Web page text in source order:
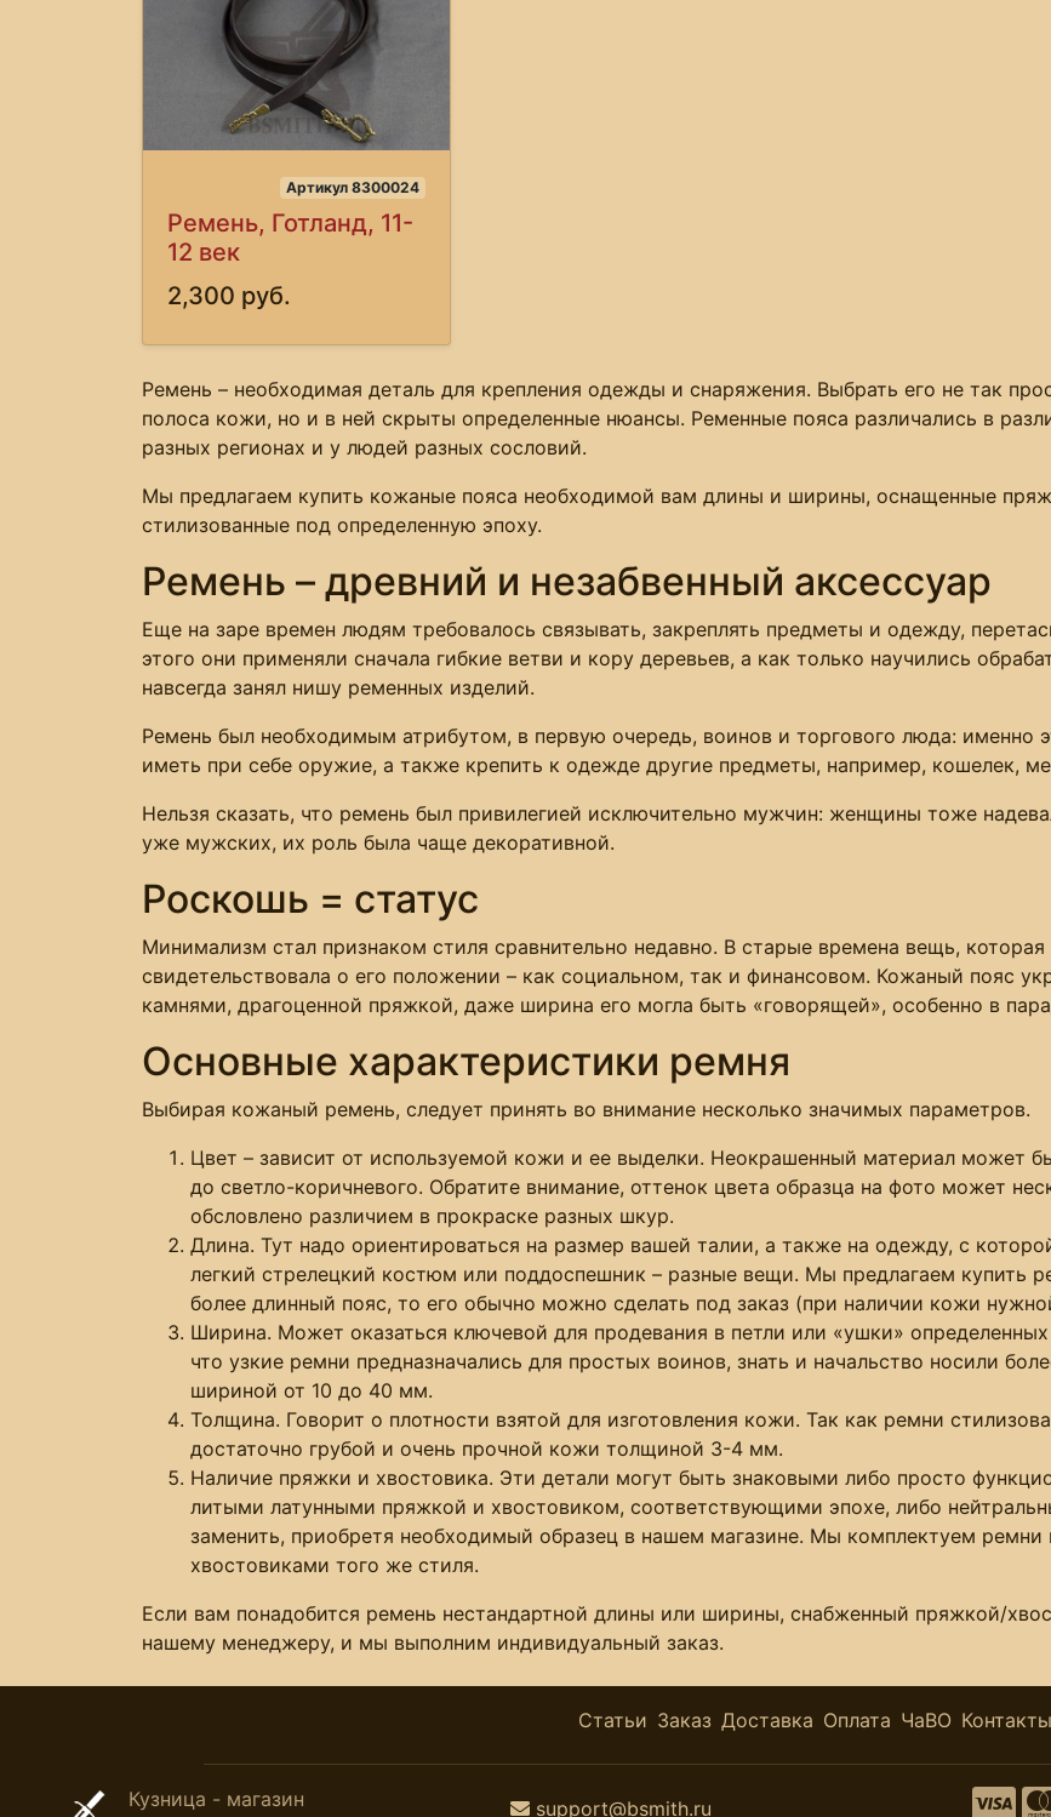
Артикул 8300024
Ремень, Готланд, 11-
12 век
2,300 руб.
Ремень – необходимая деталь для крепления одежды и снаряжения. Выбрать его не так
полоса кожи, но и в ней скрыты определенные нюансы. Ременные пояса различались в
разных регионах и у людей разных сословий.
Мы предлагаем купить кожаные пояса необходимой вам длины и ширины, оснащенные
стилизованные под определенную эпоху.
Ремень – древний и незабвенный аксессуар
Еще на заре времен людям требовалось связывать, закреплять предметы и одежду,
этого они применяли сначала гибкие ветви и кору деревьев, а как только научились
навсегда занял нишу ременных изделий.
Ремень был необходимым атрибутом, в первую очередь, воинов и торгового люда: именно
иметь при себе оружие, а также крепить к одежде другие предметы, например, кошелек,
Нельзя сказать, что ремень был привилегией исключительно мужчин: женщины тоже
уже мужских, их роль была чаще декоративной.
Роскошь = статус
Минимализм стал признаком стиля сравнительно недавно. В старые времена вещь, которая
свидетельствовала о его положении – как социальном, так и финансовом. Кожаный пояс
камнями, драгоценной пряжкой, даже ширина его могла быть «говорящей», особенно в
Основные характеристики ремня
Выбирая кожаный ремень, следует принять во внимание несколько значимых параметров.
Цвет – зависит от используемой кожи и ее выделки. Неокрашенный материал может
до светло-коричневого. Обратите внимание, оттенок цвета образца на фото может
обсловлено различием в прокраске разных шкур.
Длина. Тут надо ориентироваться на размер вашей талии, а также на одежду, с
легкий стрелецкий костюм или поддоспешник – разные вещи. Мы предлагаем купить
более длинный пояс, то его обычно можно сделать под заказ (при наличии кожи
Ширина. Может оказаться ключевой для продевания в петли или «ушки»
что узкие ремни предназначались для простых воинов, знать и начальство носили
шириной от 10 до 40 мм.
Толщина. Говорит о плотности взятой для изготовления кожи. Так как ремни
достаточно грубой и очень прочной кожи толщиной 3-4 мм.
Наличие пряжки и хвостовика. Эти детали могут быть знаковыми либо просто
литыми латунными пряжкой и хвостовиком, соответствующими эпохе, либо
заменить, приобретя необходимый образец в нашем магазине. Мы комплектуем
хвостовиками того же стиля.
Если вам понадобится ремень нестандартной длины или ширины, снабженный пряжкой/
нашему менеджеру, и мы выполним индивидуальный заказ.
Статьи Заказ Доставка Оплата ЧаВО Контакты
Кузница - магазин
support@bsmith.ru